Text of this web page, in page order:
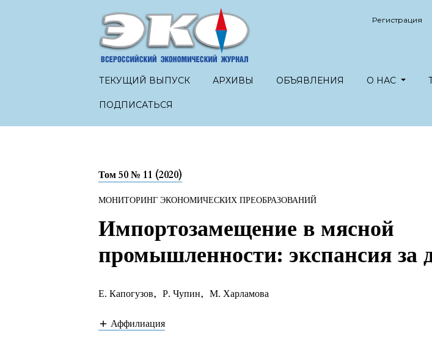
Регистрация
ТЕКУЩИЙ ВЫПУСК АРХИВЫ ОБЪЯВЛЕНИЯ О НАС
ПОДПИСАТЬСЯ
Том 50 № 11 (2020)
МОНИТОРИНГ ЭКОНОМИЧЕСКИХ ПРЕОБРАЗОВАНИЙ
Импортозамещение в мясной
промышленности: экспансия за
Е. Капогузов, Р. Чупин, М. Харламова
Аффилиация